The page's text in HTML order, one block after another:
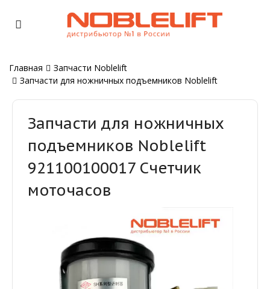
Главная
Запчасти Noblelift
Запчасти для ножничных подъемников Noblelift
Запчасти для ножничных
подъемников Noblelift
921100100017 Счетчик
моточасов